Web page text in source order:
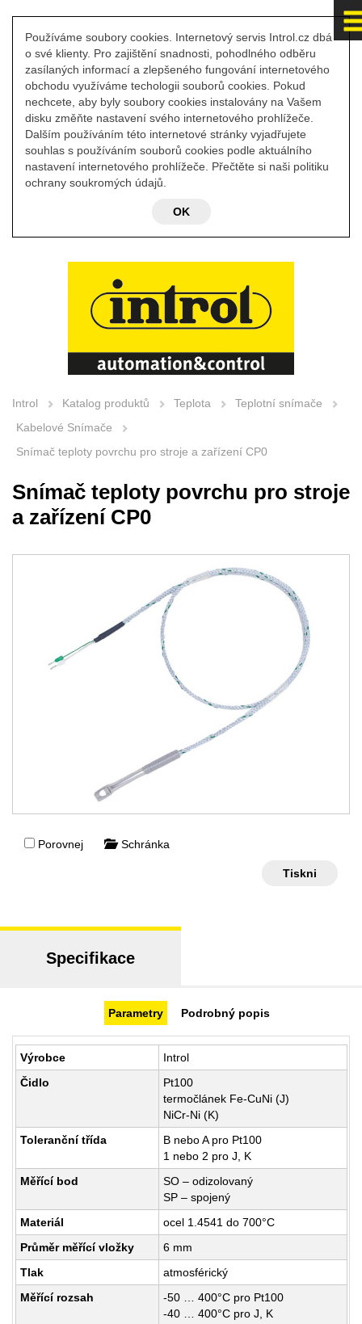
Používáme soubory cookies. Internetový servis Introl.cz dbá
o své klienty. Pro zajištění snadnosti, pohodlného odběru
zasílaných informací a zlepšeného fungování internetového
obchodu využíváme techologii souborů cookies. Pokud
nechcete, aby byly soubory cookies instalovány na Vašem
disku změňte nastavení svého internetového prohlížeče.
Dalším používáním této internetové stránky vyjadřujete
souhlas s používáním souborů cookies podle aktuálního
nastavení internetového prohlížeče. Přečtěte si naši politiku
ochrany soukromých údajů.
OK
Introl Katalog produktů Teplota
Teplotní snímače
Kabelové Snímače
Snímač teploty povrchu pro stroje a zařízení CP0
Snímač teploty povrchu pro stroje
a zařízení CP0
Porovnej Schránka
Tiskni
Specifikace
Parametry Podrobný popis
Výrobce
Introl
Čidlo
Pt100
termočlánek Fe-CuNi (J)
NiCr-Ni (K)
Toleranční třída
B nebo A pro Pt100
1 nebo 2 pro J, K
Měřící bod
SO – odizolovaný
SP – spojený
Materiál
ocel 1.4541 do 700°C
Průměr měřící vložky
6 mm
Tlak
atmosférický
Měřící rozsah
-50 … 400°C pro Pt100
-40 … 400°C pro J, K